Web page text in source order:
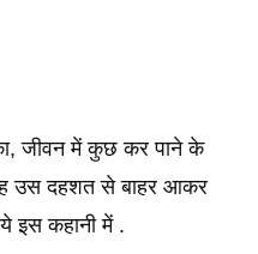
जीवन में कुछ कर पाने के
उस दहशत से बाहर आकर
इस कहानी में .